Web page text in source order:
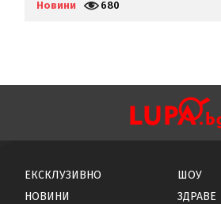
Новини 680
ЕКСКЛУЗИВНО
НОВИНИ
ШОУ
ЗДРАВЕ